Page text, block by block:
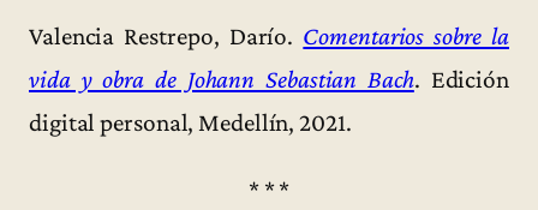
Valencia Restrepo, Darío. Comentarios sobre la
vida y obra de Johann Sebastian Bach. Edición
digital personal, Medellín, 2021.
* * *